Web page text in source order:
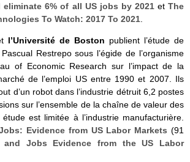
eliminate 6% of all US jobs by 2021etThe
To Watch: 2017 To 2021
l’Université de Boston publient l’étude de
Restrepo sous l’égide de l’organisme
of Economic Research sur l’impact de la
de l’emploi US entre 1990 et 2007. Ils
d’un robot dans l’industrie détruit 6,2 postes
sur l’ensemble de la chaîne de valeur des
est limitée à l’industrie manufacturière.
Evidence from US Labor Markets (91
and Jobs Evidence from the US Labor